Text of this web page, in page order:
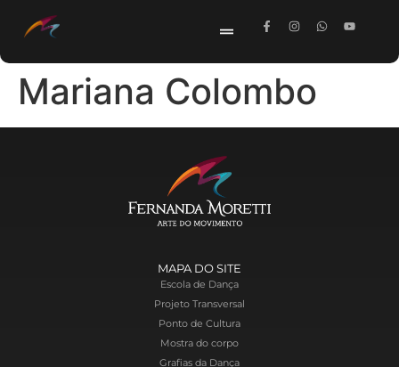
Mariana Colombo
MAPA DO SITE
Escola de Dança
Projeto Transversal
Ponto de Cultura
Mostra do corpo
Grafias da Dança